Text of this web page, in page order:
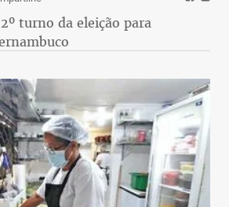
turno da eleição para